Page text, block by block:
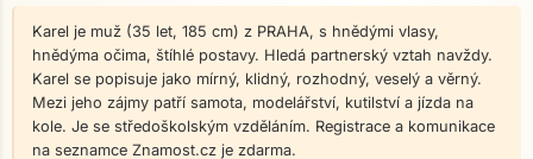
Karel je muž (35 let, 185 cm) z PRAHA, s hnědými vlasy,
hnědýma očima, štíhlé postavy. Hledá partnerský vztah navždy.
Karel se popisuje jako mírný, klidný, rozhodný, veselý a věrný.
Mezi jeho zájmy patří samota, modelářství, kutilství a jízda na
kole. Je se středoškolským vzděláním. Registrace a komunikace
na seznamce Znamost.cz je zdarma.